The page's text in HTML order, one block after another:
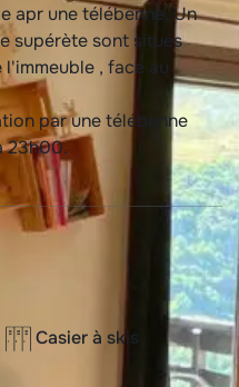
apr une télébenne. Un
supérète sont situés
, face au
par une télébenne
23h00.
Casier à skis